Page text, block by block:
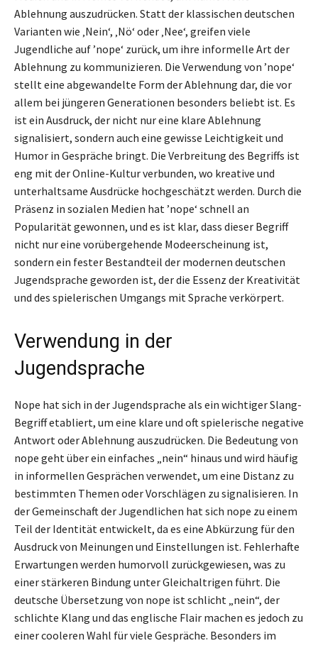
Ablehnung auszudrücken. Statt der klassischen deutschen
Varianten wie ‚Nein‘, ‚Nö‘ oder ‚Nee‘, greifen viele
Jugendliche auf ’nope‘ zurück, um ihre informelle Art der
Ablehnung zu kommunizieren. Die Verwendung von ’nope‘
stellt eine abgewandelte Form der Ablehnung dar, die vor
allem bei jüngeren Generationen besonders beliebt ist. Es
ist ein Ausdruck, der nicht nur eine klare Ablehnung
signalisiert, sondern auch eine gewisse Leichtigkeit und
Humor in Gespräche bringt. Die Verbreitung des Begriffs ist
eng mit der Online-Kultur verbunden, wo kreative und
unterhaltsame Ausdrücke hochgeschätzt werden. Durch die
Präsenz in sozialen Medien hat ’nope‘ schnell an
Popularität gewonnen, und es ist klar, dass dieser Begriff
nicht nur eine vorübergehende Modeerscheinung ist,
sondern ein fester Bestandteil der modernen deutschen
Jugendsprache geworden ist, der die Essenz der Kreativität
und des spielerischen Umgangs mit Sprache verkörpert.
Verwendung in der
Jugendsprache
Nope hat sich in der Jugendsprache als ein wichtiger Slang-
Begriff etabliert, um eine klare und oft spielerische negative
Antwort oder Ablehnung auszudrücken. Die Bedeutung von
nope geht über ein einfaches „nein“ hinaus und wird häufig
in informellen Gesprächen verwendet, um eine Distanz zu
bestimmten Themen oder Vorschlägen zu signalisieren. In
der Gemeinschaft der Jugendlichen hat sich nope zu einem
Teil der Identität entwickelt, da es eine Abkürzung für den
Ausdruck von Meinungen und Einstellungen ist. Fehlerhafte
Erwartungen werden humorvoll zurückgewiesen, was zu
einer stärkeren Bindung unter Gleichaltrigen führt. Die
deutsche Übersetzung von nope ist schlicht „nein“, der
schlichte Klang und das englische Flair machen es jedoch zu
einer cooleren Wahl für viele Gespräche. Besonders im